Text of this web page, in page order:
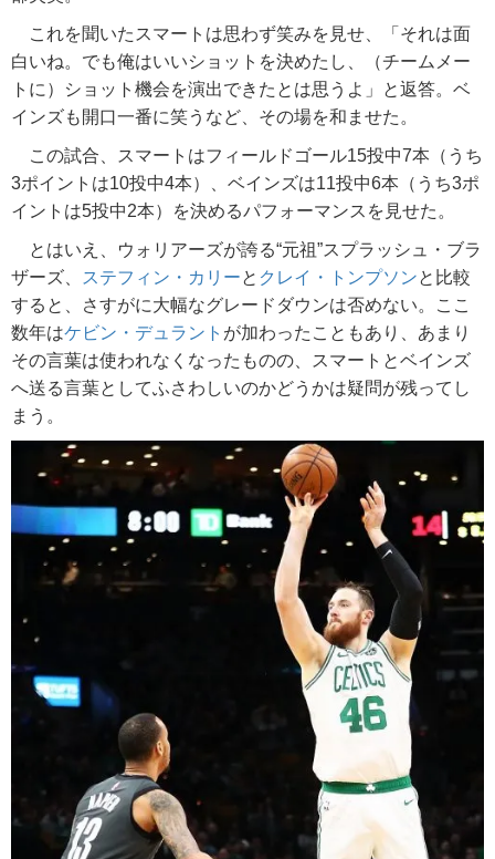
これを聞いたスマートは思わず笑みを見せ、「それは面
白いね。でも俺はいいショットを決めたし、（チームメー
トに）ショット機会を演出できたとは思うよ」と返答。ベ
インズも開口一番に笑うなど、その場を和ませた。
この試合、スマートはフィールドゴール15投中7本（うち
3ポイントは10投中4本）、ベインズは11投中6本（うち3ポ
イントは5投中2本）を決めるパフォーマンスを見せた。
とはいえ、ウォリアーズが誇る“元祖”スプラッシュ・ブラ
ザーズ、
ステフィン・カリーと クレイ・トンプソンと比較
すると、さすがに大幅なグレードダウンは否めない。ここ
数年はケビン・デュラント が加わったこともあり、あまり
その言葉は使われなくなったものの、スマートとベインズ
へ送る言葉としてふさわしいのかどうかは疑問が残ってし
まう。